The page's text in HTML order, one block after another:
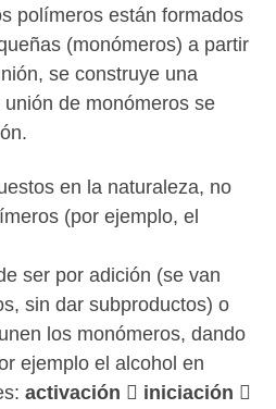
polímeros están formados
(monómeros) a partir
se construye una
de monómeros se
en la naturaleza, no
(por ejemplo, el
ser por adición (se van
sin dar subproductos) o
los monómeros, dando
ejemplo el alcohol en
activación  iniciación 